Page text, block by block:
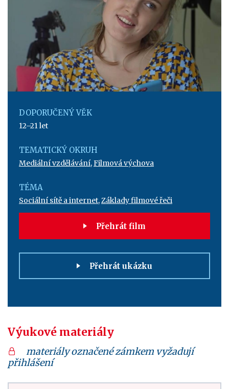
DOPORUČENÝ VĚK
12–21 let
TEMATICKÝ OKRUH
Mediální vzdělávání,Filmová výchova
TÉMA
Sociální sítě a internet,Základy filmové řeči
Přehrát film
Přehrát ukázku
Výukové materiály
materiály označené zámkem vyžadují
přihlášení